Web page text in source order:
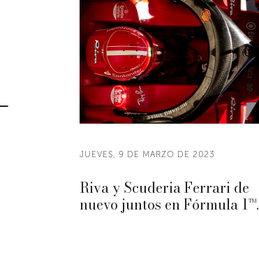
JUEVES, 9 DE MARZO DE 2023
Riva y Scuderia Ferrari de
nuevo juntos en Fórmula 1™.